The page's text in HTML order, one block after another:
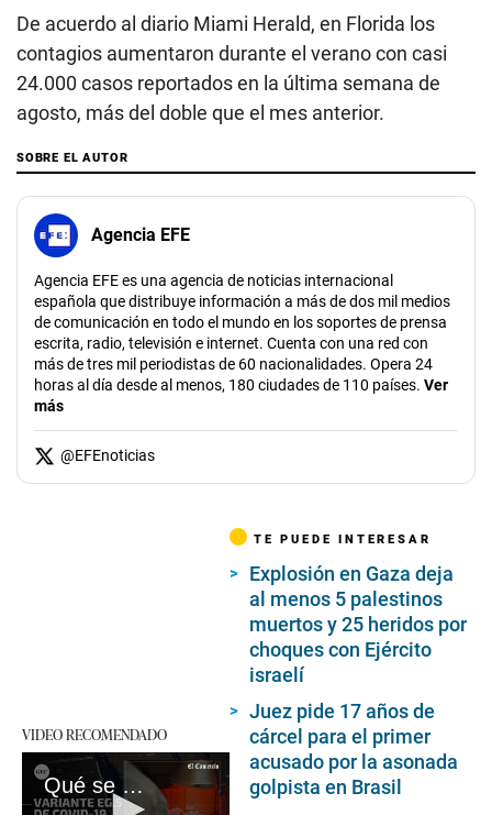
De acuerdo al diario Miami Herald, en Florida los
contagios aumentaron durante el verano con casi
24.000 casos reportados en la última semana de
agosto, más del doble que el mes anterior.
SOBRE EL AUTOR
Agencia EFE
Agencia EFE es una agencia de noticias internacional
española que distribuye información a más de dos mil medios
de comunicación en todo el mundo en los soportes de prensa
escrita, radio, televisión e internet. Cuenta con una red con
más de tres mil periodistas de 60 nacionalidades. Opera 24
horas al día desde al menos, 180 ciudades de 110 países. Ver
más
@EFEnoticias
VIDEO RECOMENDADO
Qué se sabe de Eris, la nueva variante de COVID-19
TE PUEDE INTERESAR
Explosión en Gaza deja
al menos 5 palestinos
muertos y 25 heridos por
choques con Ejército
israelí
Juez pide 17 años de
cárcel para el primer
acusado por la asonada
golpista en Brasil